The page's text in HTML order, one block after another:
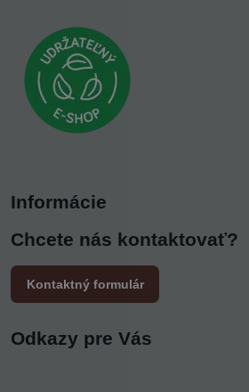
Informácie
Chcete nás kontaktovať?
Kontaktný formulár
Odkazy pre Vás